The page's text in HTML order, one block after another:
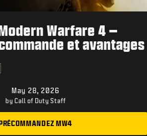
Warfare 4 –
et avantages
May 28, 2026
by Call of Duty Staff
PRÉCOMMANDEZ MW4